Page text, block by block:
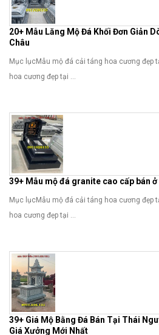
20+ Mẫu Lăng Mộ Đá Khối Đơn Giản
Châu
Mục lụcMẫu mộ đá cải táng hoa cương đẹp
hoa cương đẹp tại ...
39+ Mẫu mộ đá granite cao cấp bán ở
Mục lụcMẫu mộ đá cải táng hoa cương đẹp
hoa cương đẹp tại ...
39+ Giá Mộ Bằng Đá Bán Tại Thái
Giá Xưởng Mới Nhất